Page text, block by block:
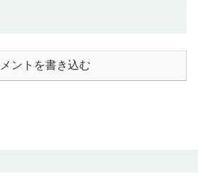
ントを書き込む